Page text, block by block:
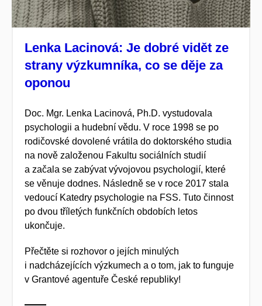
Lenka Lacinová: Je dobré vidět ze
strany výzkumníka, co se děje za
oponou
Doc. Mgr. Lenka Lacinová, Ph.D. vystudovala
psychologii a hudební vědu. V roce 1998 se po
rodičovské dovolené vrátila do doktorského studia
na nově založenou Fakultu sociálních studií
a začala se zabývat vývojovou psychologií, které
se věnuje dodnes. Následně se v roce 2017 stala
vedoucí Katedry psychologie na FSS. Tuto činnost
po dvou tříletých funkčních obdobích letos
ukončuje.
Přečtěte si rozhovor o jejích minulých
i nadcházejících výzkumech a o tom, jak to funguje
v Grantové agentuře České republiky!